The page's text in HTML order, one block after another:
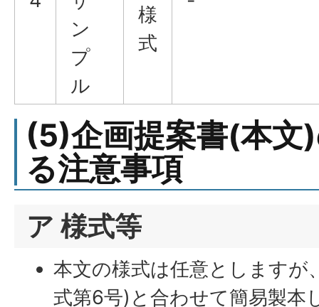
ン
プ
ル
様
式
(5)企画提案書(本文
る注意事項
ア 様式等
本文の様式は任意としますが
式第6号)と合わせて簡易製本